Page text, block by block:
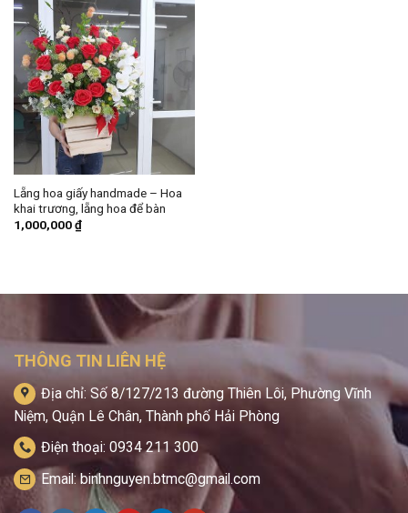
Lẵng hoa giấy handmade – Hoa
khai trương, lẵng hoa để bàn
1,000,000₫
THÔNG TIN LIÊN HỆ
Địa chỉ: Số 8/127/213 đường Thiên Lôi, Phường Vĩnh
Niệm, Quận Lê Chân, Thành phố Hải Phòng
Điện thoại: 0934 211 300
Email: binhnguyen.btmc@gmail.com